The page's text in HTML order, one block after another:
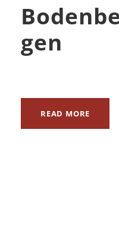
gen
READ MORE